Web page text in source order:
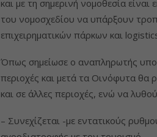
και με τη σημερινή νομοθεσία
του νομοσχεδίου να υπάρξουν
επιχειρηματικών πάρκων και
Όπως σημείωσε ο αναπληρωτής
περιοχές και μετά τα Οινόφυτα θα
και σε άλλες περιοχές, ενώ να
– Συνεχίζεται -με εντατικούς